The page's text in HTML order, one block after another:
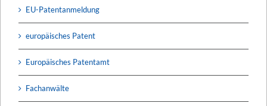
EU-Patentanmeldung
europäisches Patent
Europäisches Patentamt
Fachanwälte